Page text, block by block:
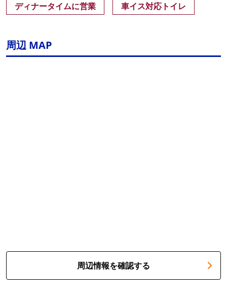
ディナータイムに営業 車イス対応トイレ
周辺 MAP
周辺情報を確認する